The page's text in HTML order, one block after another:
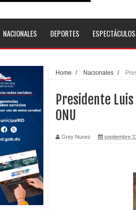
PRM votará “por aclamación” a sus nuevas
El expresidente peruano Ollanta Humala queda
DIGEIG y Liga Municipal Dominicana impulsan
La Fiscalía de Bolivia ordena la detención del
Calor extremo para este jueves en gran parte
Miles de marroquíes cruzan la frontera en masa
TC declara inconstitucional decreto sobre
Congreso
Presidente LMD Víctor D´Aza supervisa obra
NACIONALES DEPORTES ESPECTÁCULOS
Home / Nacionales /
Presidente
ONU
Grey Nunez septiembre